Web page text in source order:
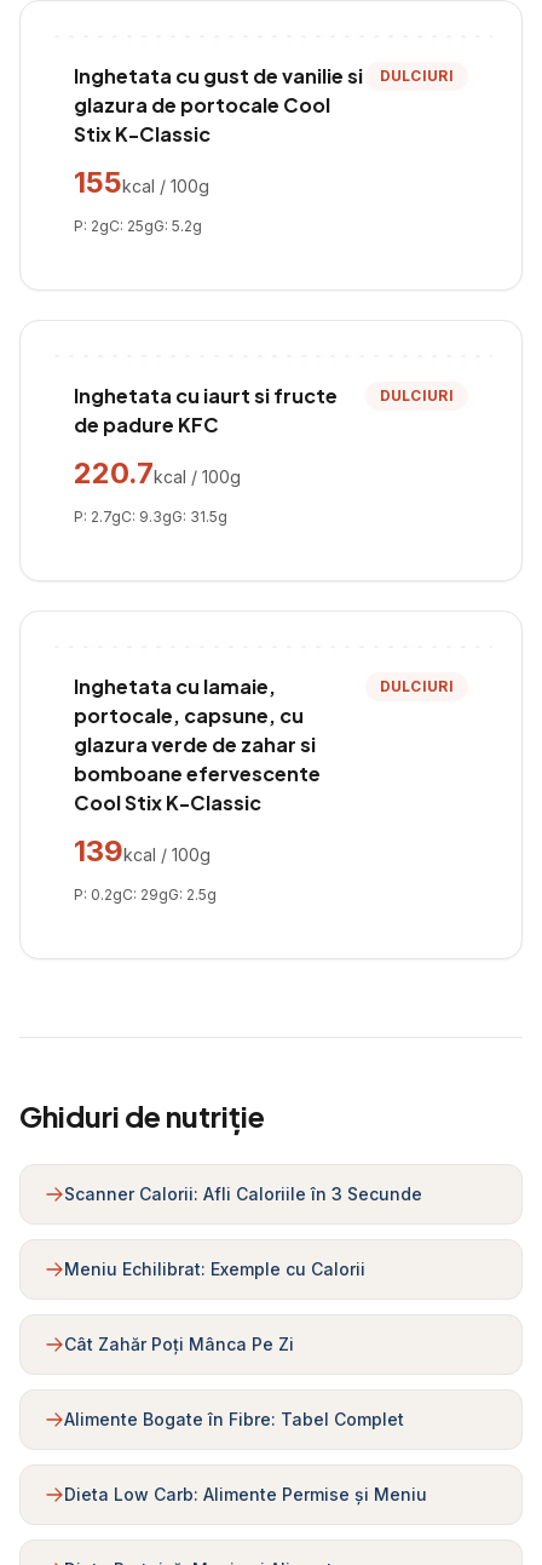
Inghetata cu gust de vanilie si
glazura de portocale Cool
Stix K-Classic
DULCIURI
155kcal / 100g
P: 2gC: 25gG: 5.2g
Inghetata cu iaurt si fructe
de padure KFC
DULCIURI
220.7kcal / 100g
P: 2.7gC: 9.3gG: 31.5g
Inghetata cu lamaie,
portocale, capsune, cu
glazura verde de zahar si
bomboane efervescente
Cool Stix K-Classic
DULCIURI
139kcal / 100g
P: 0.2gC: 29gG: 2.5g
Ghiduri de nutriție
Scanner Calorii: Afli Caloriile în 3 Secunde
Meniu Echilibrat: Exemple cu Calorii
Cât Zahăr Poți Mânca Pe Zi
Alimente Bogate în Fibre: Tabel Complet
Dieta Low Carb: Alimente Permise și Meniu